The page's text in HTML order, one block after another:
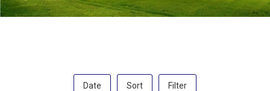
Date Sort Filter